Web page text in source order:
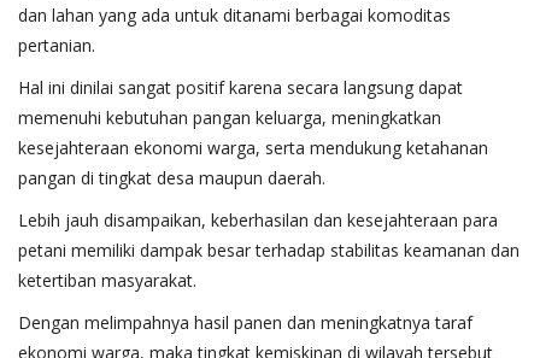
dan lahan yang ada untuk ditanami berbagai komoditas
pertanian.
Hal ini dinilai sangat positif karena secara langsung dapat
memenuhi kebutuhan pangan keluarga, meningkatkan
kesejahteraan ekonomi warga, serta mendukung ketahanan
pangan di tingkat desa maupun daerah.
Lebih jauh disampaikan, keberhasilan dan kesejahteraan para
petani memiliki dampak besar terhadap stabilitas keamanan dan
ketertiban masyarakat.
Dengan melimpahnya hasil panen dan meningkatnya taraf
ekonomi warga, maka tingkat kemiskinan di wilayah tersebut